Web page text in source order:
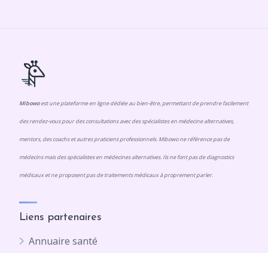
Mibowoest une plateforme en ligne dédiée au bien-être, permettant de prendre facilement
des rendez-vous pour des consultations avec des spécialistes en médecine alternatives,
mentors, des coachs et autres praticiens professionnels. Mibowo ne référence pas de
médecins mais des spécialistes en médecines alternatives. Ils ne font pas de diagnostics
médicaux et ne proposent pas de traitements médicaux à proprement parler.
Liens partenaires
Annuaire santé